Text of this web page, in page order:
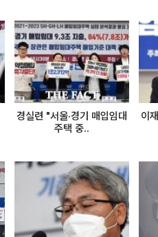
경실련 "서울·경기 매입임대
주택 중..
이